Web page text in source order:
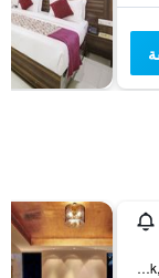
R Block, 53, Hansraj Gupta Road, نيو دلهي, الهند